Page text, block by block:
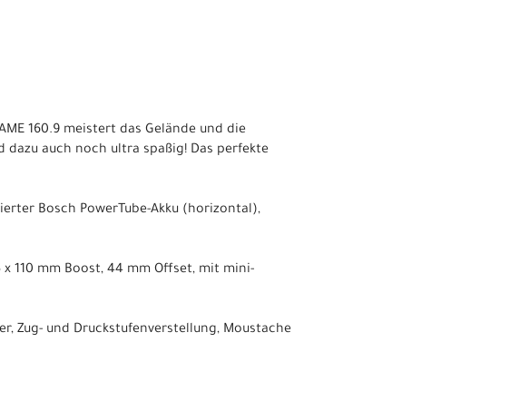
160.9 meistert das Gelände und die
auch noch ultra spaßig! Das perfekte
Bosch PowerTube-Akku (horizontal),
x 110 mm Boost, 44 mm Offset, mit mini-
Zug- und Druckstufenverstellung, Moustache